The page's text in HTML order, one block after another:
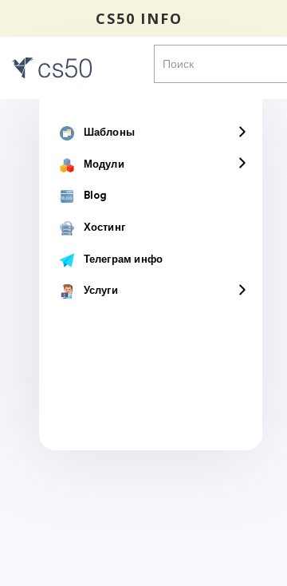
CS50 INFO
Шаблоны
Модули
Blog
Хостинг
Телеграм инфо
Услуги